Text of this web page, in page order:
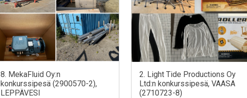
8. MekaFluid Oy:n
konkurssipesä (2900570-2),
LEPPÄVESI
2. Light Tide Productions Oy
Ltd:n konkurssipesä, VAASA
(2710723-8)